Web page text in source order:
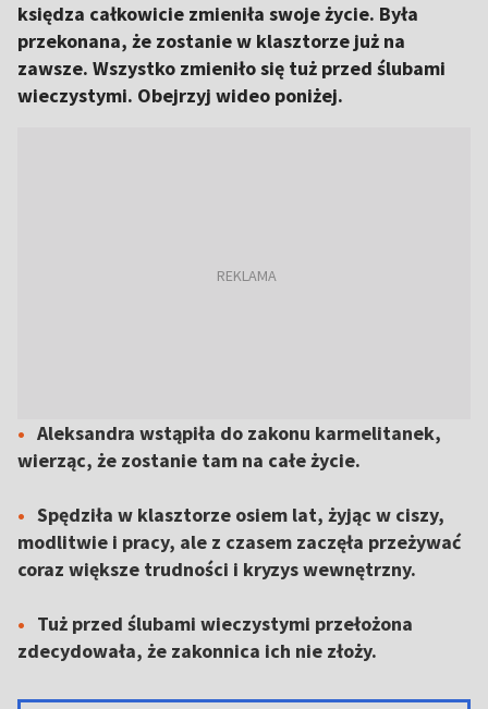
księdza całkowicie zmieniła swoje życie. Była
przekonana, że zostanie w klasztorze już na
zawsze. Wszystko zmieniło się tuż przed ślubami
wieczystymi. Obejrzyj wideo poniżej.
Aleksandra wstąpiła do zakonu karmelitanek,
wierząc, że zostanie tam na całe życie.
Spędziła w klasztorze osiem lat, żyjąc w ciszy,
modlitwie i pracy, ale z czasem zaczęła przeżywać
coraz większe trudności i kryzys wewnętrzny.
Tuż przed ślubami wieczystymi przełożona
zdecydowała, że zakonnica ich nie złoży.